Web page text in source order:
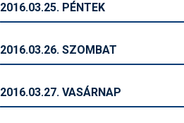
2016.03.25. PÉNTEK
2016.03.26. SZOMBAT
2016.03.27. VASÁRNAP